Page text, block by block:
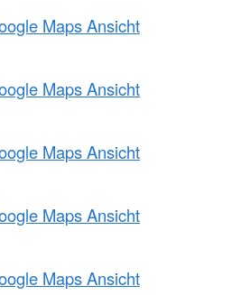
Maps Ansicht
Maps Ansicht
Maps Ansicht
Maps Ansicht
Maps Ansicht